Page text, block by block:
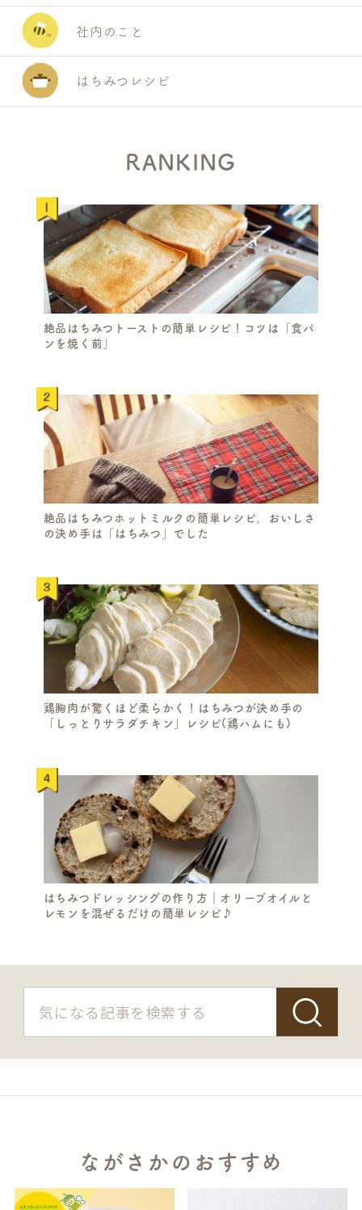
社内のこと
はちみつレシピ
RANKING
絶品はちみつトーストの簡単レシピ！コツは「食パ
ンを焼く前」
絶品はちみつホットミルクの簡単レシピ。おいしさ
の決め手は「はちみつ」でした
鶏胸肉が驚くほど柔らかく！はちみつが決め手の
「しっとりサラダチキン」レシピ(鶏ハムにも)
はちみつドレッシングの作り方｜オリーブオイルと
レモンを混ぜるだけの簡単レシピ♪
S
E
A
R
C
ながさかのおすすめ